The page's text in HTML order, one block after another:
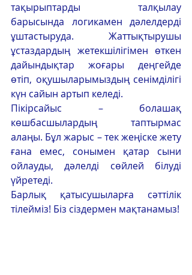
тақырыптарды талқылау
барысында логикамен дәлелдерді
ұштастыруда.  Жаттықтырушы
ұстаздардың жетекшілігімен өткен
дайындықтар жоғары деңгейде
өтіп, оқушыларымыздың сенімділігі
күн сайын артып келеді.
Пікірсайыс – болашақ
көшбасшылардың таптырмас
алаңы. Бұл жарыс – тек жеңіске жету
ғана емес, сонымен қатар сыни
ойлауды, дәлелді сөйлей білуді
үйретеді.
Барлық қатысушыларға сәттілік
тілейміз! Біз сіздермен мақтанамыз!